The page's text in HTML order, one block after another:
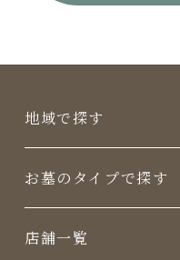
地域で探す
お墓のタイプで探す
店舗一覧